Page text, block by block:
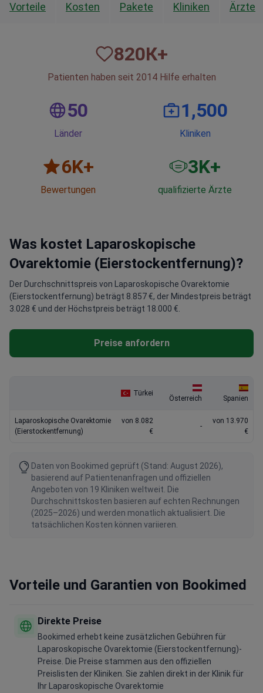
Vorteile Kosten Pakete Kliniken Ärzte
820К+
Patienten haben seit 2014 Hilfe erhalten
50
Länder
1,500
Kliniken
6K+
Bewertungen
3K+
qualifizierte Ärzte
Was kostet Laparoskopische
Ovarektomie (Eierstockentfernung)?
Der Durchschnittspreis von Laparoskopische Ovarektomie
(Eierstockentfernung) beträgt 8.857 €, der Mindestpreis beträgt
3.028 € und der Höchstpreis beträgt 18.000 €.
Preise anfordern
Türkei
Österreich Spanien
Laparoskopische Ovarektomie
(Eierstockentfernung)
von 8.082
€
-
von 13.970
€
Daten von Bookimed geprüft (Stand: August 2026),
basierend auf Patientenanfragen und offiziellen
Angeboten von 19 Kliniken weltweit. Die
Durchschnittskosten basieren auf echten Rechnungen
(2025–2026) und werden monatlich aktualisiert. Die
tatsächlichen Kosten können variieren.
Vorteile und Garantien von Bookimed
Direkte Preise
Bookimed erhebt keine zusätzlichen Gebühren für
Laparoskopische Ovarektomie (Eierstockentfernung)-
Preise. Die Preise stammen aus den offiziellen
Preislisten der Kliniken. Sie zahlen direkt in der Klinik für
Ihr Laparoskopische Ovarektomie